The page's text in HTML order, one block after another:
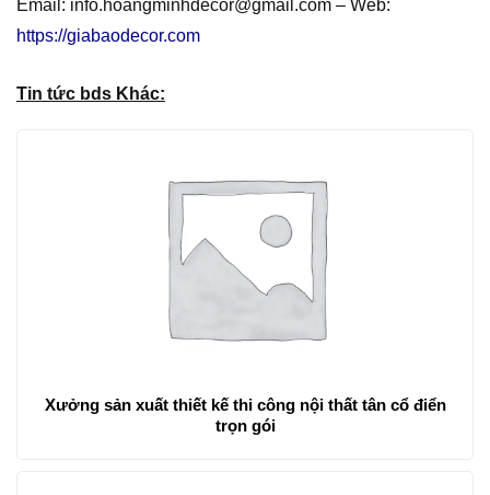
Email: info.hoangminhdecor@gmail.com – Web:
https://giabaodecor.com
Tin tức bds Khác:
Xưởng sản xuất thiết kế thi công nội thất tân cổ điển
trọn gói